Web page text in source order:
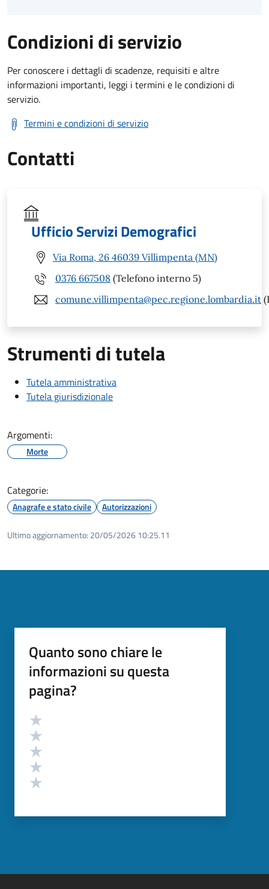
Condizioni di servizio
Per conoscere i dettagli di scadenze, requisiti e altre
informazioni importanti, leggi i termini e le condizioni di
servizio.
Termini e condizioni di servizio
Contatti
Ufficio Servizi Demografici
Via Roma, 26 46039 Villimpenta (MN)
0376 667508 (Telefono interno 5)
comune.villimpenta@pec.regione.lombardia.it
Strumenti di tutela
Tutela amministrativa
Tutela giurisdizionale
Argomenti:
Morte
Categorie:
Anagrafe e stato civile Autorizzazioni
Ultimo aggiornamento: 20/05/2026 10:25.11
Quanto sono chiare le
informazioni su questa
pagina?
Valutazione